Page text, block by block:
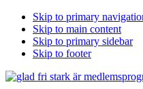
Skip to primary
Skip to main content
Skip to primary sidebar
Skip to footer